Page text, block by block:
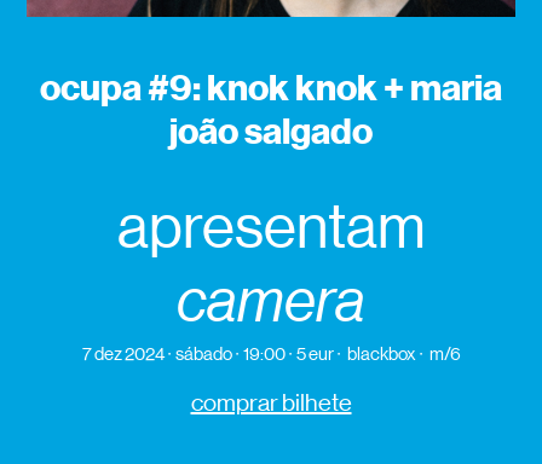
ocupa #9: knok knok + maria
joão salgado
apresentam
camera
7 dez 2024 sábado 19:00 5 eur blackbox m/6
comprar bilhete